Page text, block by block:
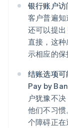
银行账户访
客户普遍知
还可以提出
直接，这
示相应的保
结账选项可
Pay by
户犹豫不
他们不习
个障碍正在